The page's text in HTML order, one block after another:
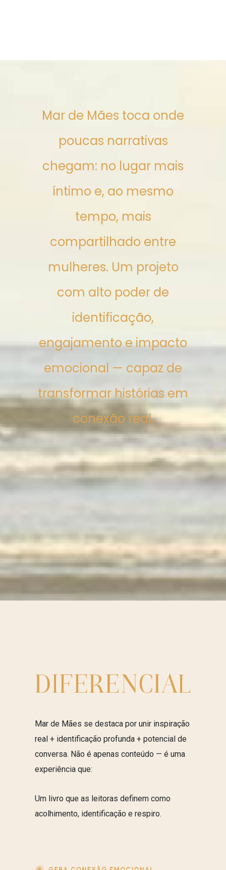
Mar de Mães toca onde
poucas narrativas
chegam: no lugar mais
íntimo e, ao mesmo
tempo, mais
compartilhado entre
mulheres. Um projeto
com alto poder de
identificação,
engajamento e impacto
emocional — capaz de
transformar histórias em
conexão real.
Mar de Mães se destaca por unir inspiração
real + identificação profunda + potencial de
conversa. Não é apenas conteúdo — é uma
experiência que:
Um livro que as leitoras definem como
acolhimento, identificação e respiro.